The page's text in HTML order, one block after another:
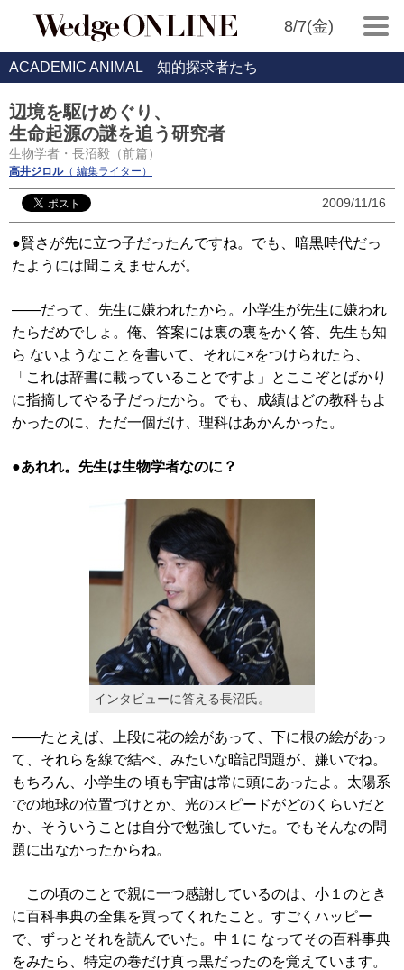
8/7(金)
ACADEMIC ANIMAL 知的探求者たち
辺境を駆けめぐり、
生命起源の謎を追う研究者
生物学者・長沼毅（前篇）
高井ジロル（ 編集ライター）
2009/11/16
●賢さが先に立つ子だったんですね。でも、暗黒時代だっ
たようには聞こえませんが。
——だって、先生に嫌われたから。小学生が先生に嫌われ
たらだめでしょ。俺、答案には裏の裏をかく答、先生も知
ら ないようなことを書いて、それに×をつけられたら、
「これは辞書に載っていることですよ」とここぞとばかり
に指摘してやる子だったから。でも、成績はどの教科もよ
かったのに、ただ一個だけ、理科はあかんかった。
●あれれ。先生は生物学者なのに？
インタビューに答える長沼氏。
——たとえば、上段に花の絵があって、下に根の絵があっ
て、それらを線で結べ、みたいな暗記問題が、嫌いでね。
もちろん、小学生の 頃も宇宙は常に頭にあったよ。太陽系
での地球の位置づけとか、光のスピードがどのくらいだと
か、そういうことは自分で勉強していた。でもそんなの問
題に出なかったからね。
この頃のことで親に一つ感謝しているのは、小１のとき
に百科事典の全集を買ってくれたこと。すごくハッピー
で、ずっとそれを読んでいた。中１に なってその百科事典
をみたら、特定の巻だけ真っ黒だったのを覚えています。